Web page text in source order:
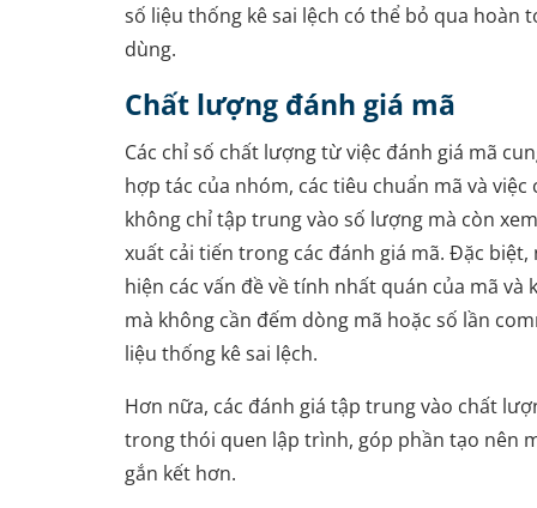
số liệu thống kê sai lệch có thể bỏ qua hoàn
dùng.
Chất lượng đánh giá mã
Các chỉ số chất lượng từ việc đánh giá mã
hợp tác của nhóm, các tiêu chuẩn mã và việc
không chỉ tập trung vào số lượng mà còn
xuất cải tiến trong các đánh giá mã. Đặc
hiện các vấn đề về tính nhất quán của mã và
mà không cần đếm dòng mã hoặc số lần
liệu thống kê sai lệch.
Hơn nữa, các đánh giá tập trung vào chất
trong thói quen lập trình, góp phần tạo nên
gắn kết hơn.